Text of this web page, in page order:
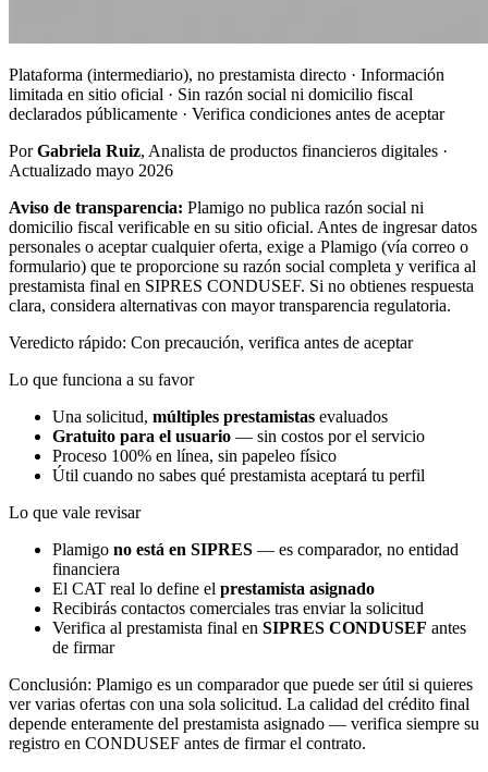
Plataforma (intermediario), no prestamista directo · Información
limitada en sitio oficial · Sin razón social ni domicilio fiscal
declarados públicamente · Verifica condiciones antes de aceptar
PorGabriela Ruiz, Analista de productos financieros digitales ·
Actualizado mayo 2026
Aviso de transparencia: Plamigo no publica razón social ni
domicilio fiscal verificable en su sitio oficial. Antes de ingresar datos
personales o aceptar cualquier oferta, exige a Plamigo (vía correo o
formulario) que te proporcione su razón social completa y verifica al
prestamista final en SIPRES CONDUSEF. Si no obtienes respuesta
clara, considera alternativas con mayor transparencia regulatoria.
Veredicto rápido: Con precaución, verifica antes de aceptar
Lo que funciona a su favor
Una solicitud, múltiples prestamistas evaluados
Gratuito para el usuario — sin costos por el servicio
Proceso 100% en línea, sin papeleo físico
Útil cuando no sabes qué prestamista aceptará tu perfil
Lo que vale revisar
Plamigo no está en SIPRES — es comparador, no entidad
financiera
El CAT real lo define el prestamista asignado
Recibirás contactos comerciales tras enviar la solicitud
Verifica al prestamista final en SIPRES CONDUSEF antes
de firmar
Conclusión: Plamigo es un comparador que puede ser útil si quieres
ver varias ofertas con una sola solicitud. La calidad del crédito final
depende enteramente del prestamista asignado — verifica siempre su
registro en CONDUSEF antes de firmar el contrato.